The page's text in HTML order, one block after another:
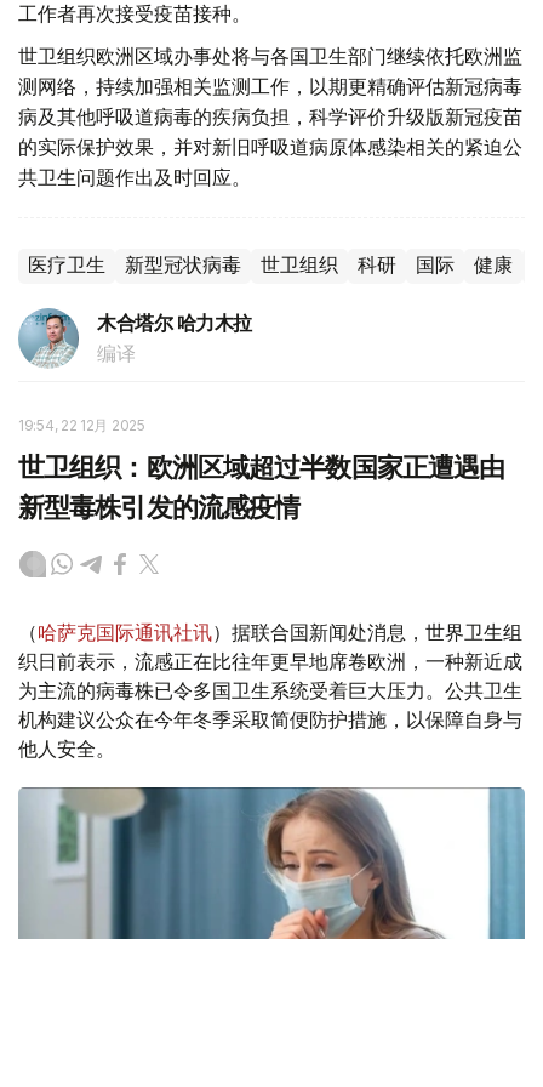
工作者再次接受疫苗接种。
世卫组织欧洲区域办事处将与各国卫生部门继续依托欧洲监
测网络，持续加强相关监测工作，以期更精确评估新冠病毒
病及其他呼吸道病毒的疾病负担，科学评价升级版新冠疫苗
的实际保护效果，并对新旧呼吸道病原体感染相关的紧迫公
共卫生问题作出及时回应。
医疗卫生 新型冠状病毒 世卫组织 科研 国际 健康
木合塔尔 哈力木拉
编译
19:54, 22 12月 2025
世卫组织：欧洲区域超过半数国家正遭遇由
新型毒株引发的流感疫情
（哈萨克国际通讯社讯）据联合国新闻处消息，世界卫生组
织日前表示，流感正在比往年更早地席卷欧洲，一种新近成
为主流的病毒株已令多国卫生系统受着巨大压力。公共卫生
机构建议公众在今年冬季采取简便防护措施，以保障自身与
他人安全。